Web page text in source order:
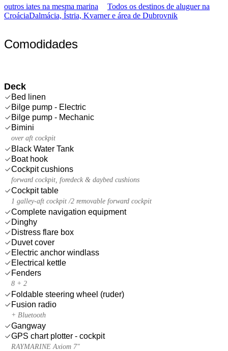
outros iates na mesma marina
Todos os destinos de aluguer na
CroáciaDalmácia, Ístria, Kvarner e área de Dubrovnik
Comodidades
Deck
Bed linen
Bilge pump - Electric
Bilge pump - Mechanic
Bimini
over aft cockpit
Black Water Tank
Boat hook
Cockpit cushions
forward cockpit, foredeck & daybed cushions
Cockpit table
1 galley-aft cockpit /2 removable forward cockpit
Complete navigation equipment
Dinghy
Distress flare box
Duvet cover
Electric anchor windlass
Electrical kettle
Fenders
8 + 2
Foldable steering wheel (ruder)
Fusion radio
+ Bluetooth
Gangway
GPS chart plotter - cockpit
RAYMARINE Axiom 7"